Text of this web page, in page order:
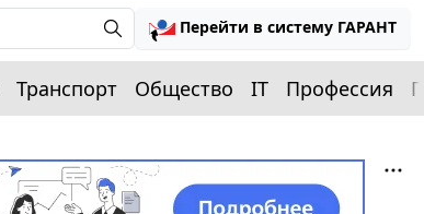
Перейти в систему ГАРАНТ
Транспорт Общество IT Профессия